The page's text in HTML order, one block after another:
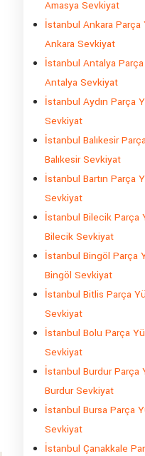
Amasya Sevkiyat
İstanbul Ankara Parça
Ankara Sevkiyat
İstanbul Antalya
Antalya Sevkiyat
İstanbul Aydın Parça
Sevkiyat
İstanbul Balıkesir
Balıkesir Sevkiyat
İstanbul Bartın Parça
Sevkiyat
İstanbul Bilecik Parça
Bilecik Sevkiyat
İstanbul Bingöl Parça
Bingöl Sevkiyat
İstanbul Bitlis Parça
Sevkiyat
İstanbul Bolu Parça
Sevkiyat
İstanbul Burdur Parça
Burdur Sevkiyat
İstanbul Bursa Parça
Sevkiyat
İstanbul Çanakkale